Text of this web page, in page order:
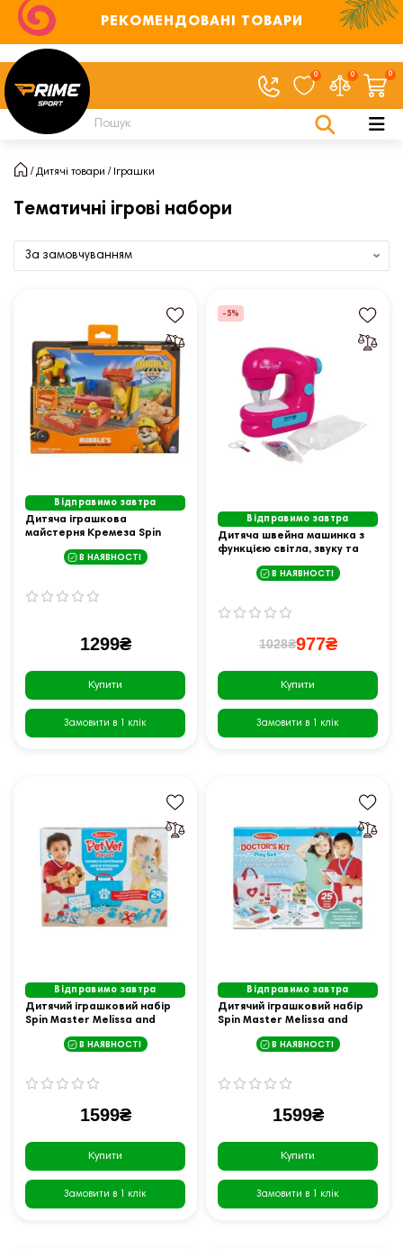
РЕКОМЕНДОВАНІ ТОВАРИ
0 0 0
Дитячі товари Іграшки
Тематичні ігрові набори
Відправимо завтра
Дитяча іграшкова
майстерня Кремеза Spin
"Щенячий патруль"
В НАЯВНОСТІ
1299₴
Купити
Замовити в 1 клік
-5%
Відправимо завтра
Дитяча швейна машинка з
функцією світла, звуку та
ZDZ.7801-15, рожева
В НАЯВНОСТІ
1028₴977₴
Купити
Замовити в 1 клік
Відправимо завтра
Дитячий іграшковий набір
Spin Master Melissa and
В НАЯВНОСТІ
1599₴
Купити
Замовити в 1 клік
Відправимо завтра
Дитячий іграшковий набір
Spin Master Melissa and
В НАЯВНОСТІ
1599₴
Купити
Замовити в 1 клік